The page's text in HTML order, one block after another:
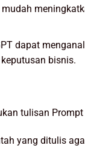
dapat
bisnis.
tulisan Prompt
yang ditulis